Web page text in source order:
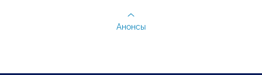
Анонсы